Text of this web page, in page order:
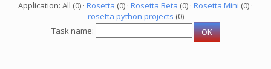
Application: All (0) · Rosetta (0) · Rosetta Beta (0) · Rosetta Mini (0) ·
rosetta python projects (0)
Task name: